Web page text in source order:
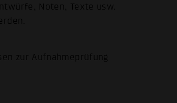
Noten, Texte usw.
zur Aufnahmeprüfung